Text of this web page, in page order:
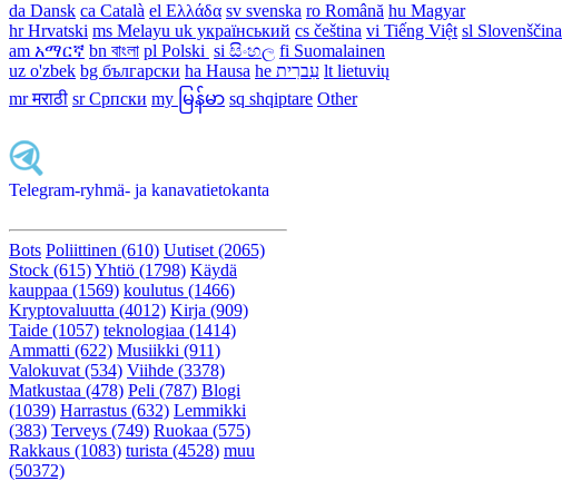
da Dansk‎ ca Català el Ελλάδα sv svenska ro Română hu Magyar
hr Hrvatski ms Melayu uk український‎ cs čeština‎ vi Tiếng Việt sl Slovenščina
am አማርኛ bn বাংলা pl Polski ‎ si සිංහල fi Suomalainen
uz o'zbek bg български ha Hausa‎ he עִברִית lt lietuvių
mr मराठी sr Српски my မြန်မာ sq shqiptare Other
Telegram-ryhmä- ja kanavatietokanta
Bots Poliittinen (610) Uutiset (2065)
Stock (615)Yhtiö (1798) Käydä
kauppaa (1569) koulutus (1466)
Kryptovaluutta (4012) Kirja (909)
Taide (1057) teknologiaa (1414)
Ammatti (622) Musiikki (911)
Valokuvat (534) Viihde (3378)
Matkustaa (478) Peli (787) Blogi
(1039) Harrastus (632) Lemmikki
(383) Terveys (749) Ruokaa (575)
Rakkaus (1083) turista (4528) muu
(50372)